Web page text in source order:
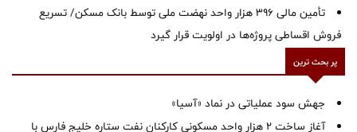
تأمین مالی ۳۹۶ هزار واحد نهضت ملی توسط بانک مسکن/ تسریع
فروش اقساطی پروژه‌ها در اولویت قرار گیرد
پر بحث ترین
جهش سود عملیاتی در نماد «آسیا»
آغاز ساخت ۲ هزار واحد مسکونی کارکنان نفت ستاره خلیج فارس با